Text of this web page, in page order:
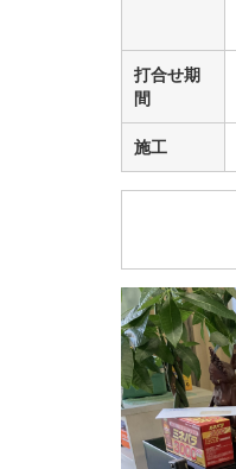
打合せ期
間
施工